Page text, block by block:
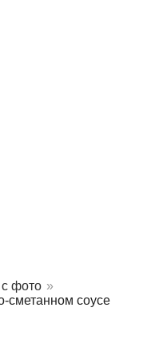
фото »
сметанном соусе